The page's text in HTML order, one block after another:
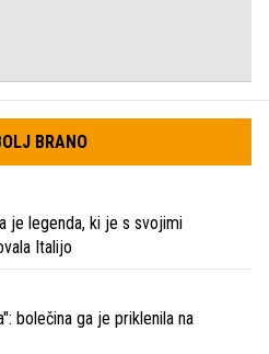
BRANO
je legenda, ki je s svojimi
Italijo
bolečina ga je priklenila na